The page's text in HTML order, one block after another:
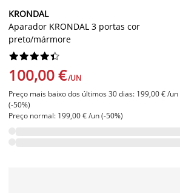
KRONDAL
Aparador KRONDAL 3 portas cor
preto/mármore






100,00 €/UN
Preço mais baixo dos últimos 30 dias: 199,00 € /un
(-50%)
Preço normal: 199,00 € /un (-50%)